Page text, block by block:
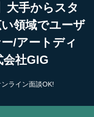
大手からスタ
領域でユーザ
/アートディ
社GIG
ンライン面談OK!